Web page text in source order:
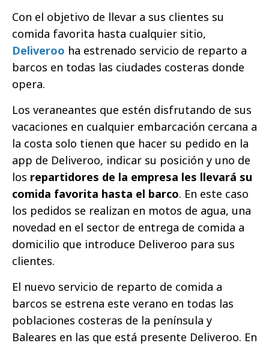
Con el objetivo de llevar a sus clientes su
comida favorita hasta cualquier sitio,
Deliveroo ha estrenado servicio de reparto a
barcos en todas las ciudades costeras donde
opera.
Los veraneantes que estén disfrutando de sus
vacaciones en cualquier embarcación cercana a
la costa solo tienen que hacer su pedido en la
app de Deliveroo, indicar su posición y uno de
los repartidores de la empresa les llevará su
comida favorita hasta el barco. En este caso
los pedidos se realizan en motos de agua, una
novedad en el sector de entrega de comida a
domicilio que introduce Deliveroo para sus
clientes.
El nuevo servicio de reparto de comida a
barcos se estrena este verano en todas las
poblaciones costeras de la península y
Baleares en las que está presente Deliveroo. En